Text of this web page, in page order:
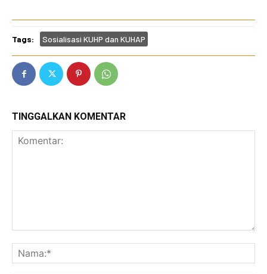
Tags: Sosialisasi KUHP dan KUHAP
TINGGALKAN KOMENTAR